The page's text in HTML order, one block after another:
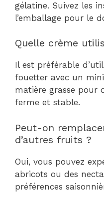
gélatine. Suivez les
l’emballage pour le
Quelle crème
Il est préférable
fouetter avec un
matière grasse pour
ferme et stable.
Peut-on
d’autres fruits ?
Oui, vous pouvez
abricots ou des
préférences